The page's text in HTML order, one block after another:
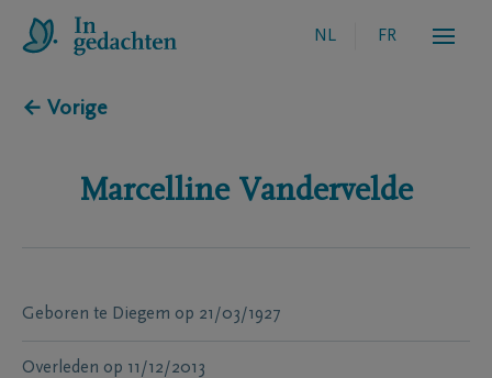
NL FR
← Vorige
Marcelline Vandervelde
Geboren te Diegem op 21/03/1927
Overleden op 11/12/2013